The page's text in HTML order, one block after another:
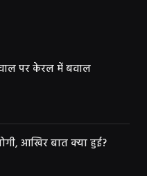
पर केरल में बवाल
आखिर बात क्या हुई?